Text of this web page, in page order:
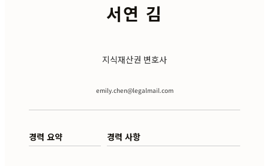
서연 김
지식재산권 변호사
emily.chen@legalmail.com
경력 요약 경력 사항